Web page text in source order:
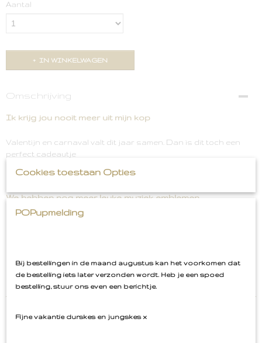
Aantal
IN WINKELWAGEN
Omschrijving
Ik krijg jou nooit meer uit mijn kop
Valentijn en carnaval valt dit jaar samen. Dan is dit toch een
perfect cadeautje
afm 7 cm breed
We hebben nog meer leuke muziek emblemen.
Cookies toestaan Opties
POPupmelding
Bij bestellingen in de maand augustus kan het voorkomen dat
de bestelling iets later verzonden wordt. Heb je een spoed
bestelling, stuur ons even een berichtje.
Fijne vakantie durskes en jungskes x